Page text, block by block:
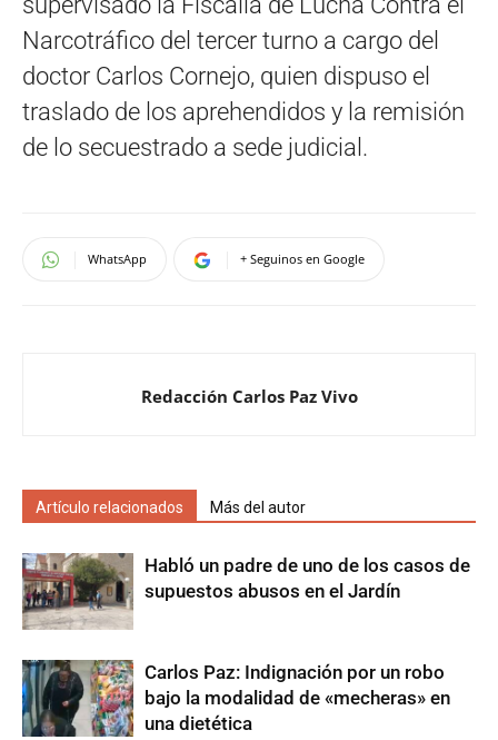
Narcotráfico del tercer turno a cargo del
doctor Carlos Cornejo, quien dispuso el
traslado de los aprehendidos y la remisión
de lo secuestrado a sede judicial.
WhatsApp + Seguinos en Google
Redacción Carlos Paz Vivo
Artículo relacionados Más del autor
Habló un padre de uno de los casos de
supuestos abusos en el Jardín
Carlos Paz: Indignación por un robo
bajo la modalidad de «mecheras» en
una dietética